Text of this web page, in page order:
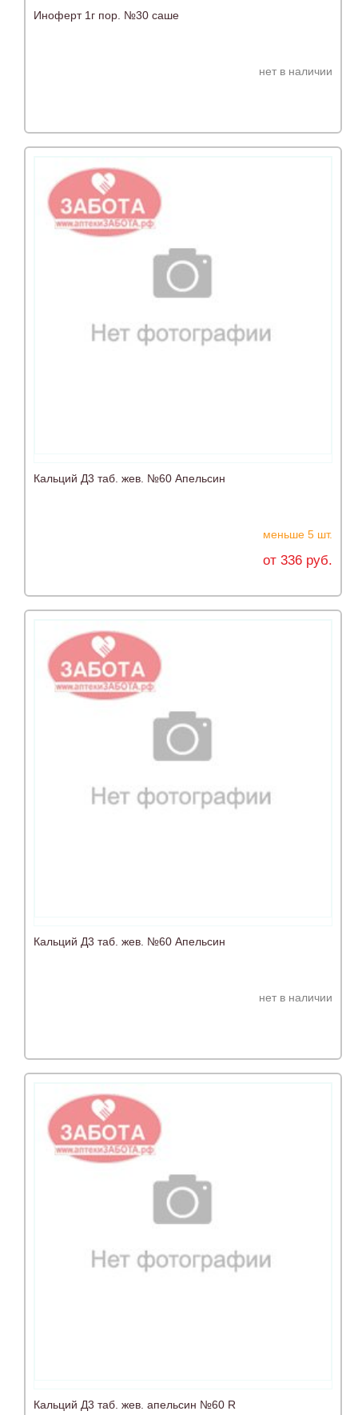
Иноферт 1г пор. №30 саше
нет в наличии
Кальций Д3 таб. жев. №60 Апельсин
меньше 5 шт.
от 336 руб.
Кальций Д3 таб. жев. №60 Апельсин
нет в наличии
Кальций Д3 таб. жев. апельсин №60 R